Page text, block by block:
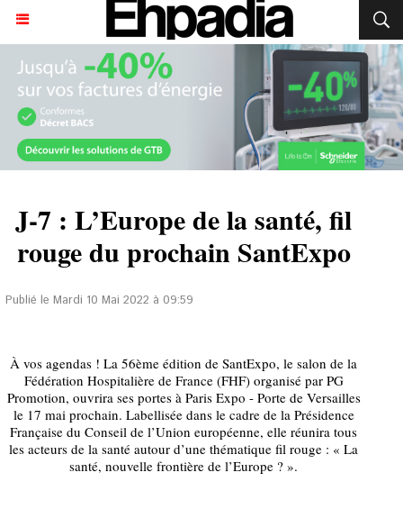
J-7 : L’Europe de la santé, fil
rouge du prochain SantExpo
Publié le Mardi 10 Mai 2022 à 09:59
À vos agendas ! La 56ème édition de SantExpo, le salon de la
Fédération Hospitalière de France (FHF) organisé par PG
Promotion, ouvrira ses portes à Paris Expo - Porte de Versailles
le 17 mai prochain. Labellisée dans le cadre de la Présidence
Française du Conseil de l’Union européenne, elle réunira tous
les acteurs de la santé autour d’une thématique fil rouge : « La
santé, nouvelle frontière de l’Europe ? ».